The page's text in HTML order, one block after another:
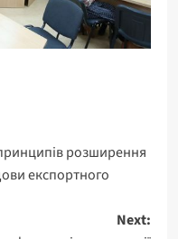
розширення
експортного
Next: